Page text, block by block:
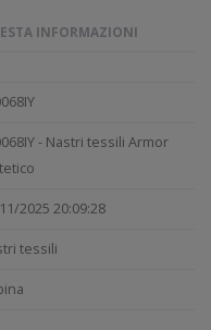
INFORMAZIONI
- Nastri tessili Armor
2025 20:09:28
tessili